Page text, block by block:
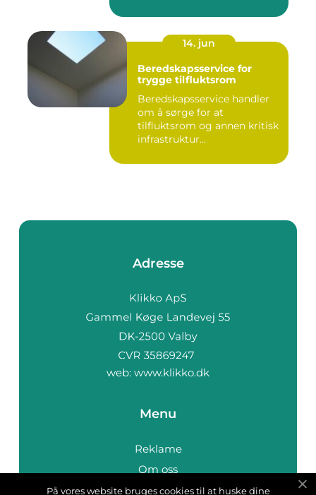
14. jun
Beredskapsservice for
trygge tilfluktsrom
Beredskapsservice handler
om å sørge for at
tilfluktsrom og annen kritisk
infrastruktur...
Adresse
web: www.klikko.dk
Menu
Reklame
Om oss
Cookies
På vores website bruges cookies til at huske dine